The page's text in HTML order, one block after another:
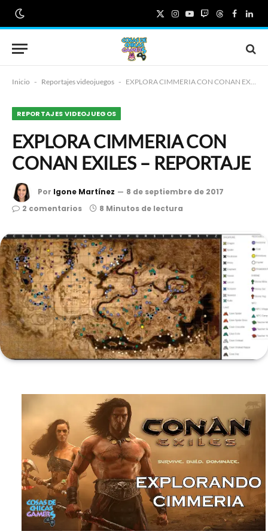
X
(Twitter)
Instagram
YouTube
TwitchThreads
Inicio - Reportajes videojuegos - EXPLORA CIMMERIA CON CONAN EXILES – REPORTAJE
REPORTAJES VIDEOJUEGOS
EXPLORA CIMMERIA CON
CONAN EXILES – REPORTAJE
Por Igone Martínez
8 de septiembre de 2017
2 comentarios
8 Minutos de lectura